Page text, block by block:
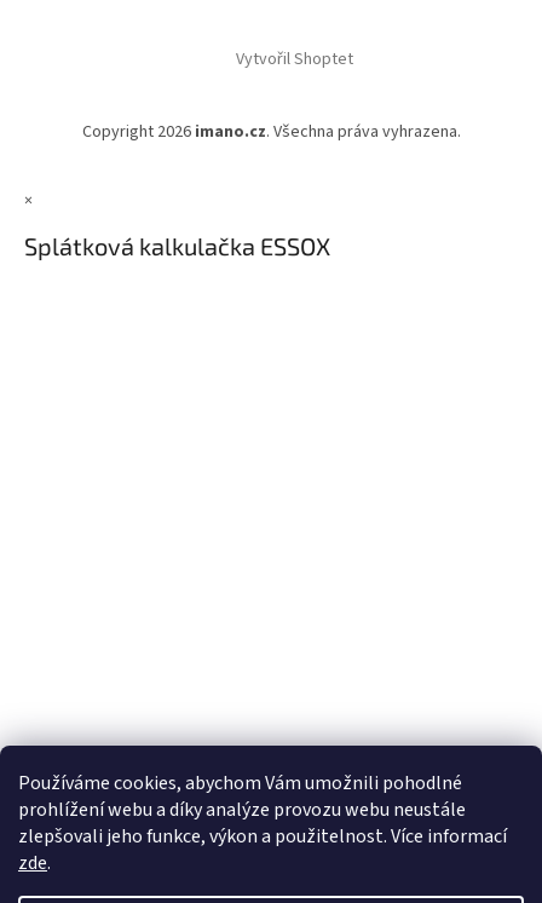
Používáme cookies, abychom Vám umožnili pohodlné
prohlížení webu a díky analýze provozu webu neustále
zlepšovali jeho funkce, výkon a použitelnost. Více informací
zde.
Vytvořil Shoptet
Copyright 2026 imano.cz. Všechna práva vyhrazena.
×
Splátková kalkulačka ESSOX